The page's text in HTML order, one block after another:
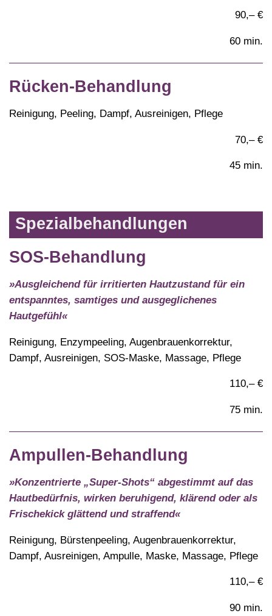
90,– €
60 min.
Rücken-Behandlung
Reinigung, Peeling, Dampf, Ausreinigen, Pflege
70,– €
45 min.
Spezialbehandlungen
SOS-Behandlung
»Ausgleichend für irritierten Hautzustand für ein
entspanntes, samtiges und ausgeglichenes
Hautgefühl«
Reinigung, Enzympeeling, Augenbrauenkorrektur,
Dampf, Ausreinigen, SOS-Maske, Massage, Pflege
110,– €
75 min.
Ampullen-Behandlung
»Konzentrierte „Super-Shots“ abgestimmt auf das
Hautbedürfnis, wirken beruhigend, klärend oder als
Frischekick glättend und straffend«
Reinigung, Bürstenpeeling, Augenbrauenkorrektur,
Dampf, Ausreinigen, Ampulle, Maske, Massage, Pflege
110,– €
90 min.